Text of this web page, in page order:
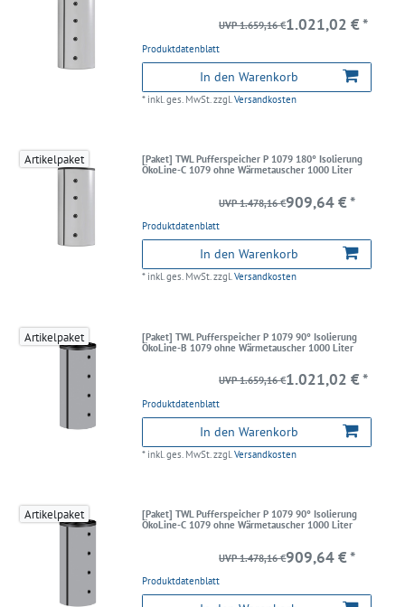
Produktdatenblatt
UVP 1.659,16 €1.021,02 € *
In den Warenkorb
* inkl. ges. MwSt.zzgl.Versandkosten
Artikelpaket
[Paket] TWL Pufferspeicher P 1079 180° Isolierung
ÖkoLine-C 1079 ohne Wärmetauscher 1000 Liter
Produktdatenblatt
UVP 1.478,16 €909,64 € *
In den Warenkorb
* inkl. ges. MwSt.zzgl.Versandkosten
Artikelpaket
[Paket] TWL Pufferspeicher P 1079 90° Isolierung
ÖkoLine-B 1079 ohne Wärmetauscher 1000 Liter
Produktdatenblatt
UVP 1.659,16 €1.021,02 € *
In den Warenkorb
* inkl. ges. MwSt. zzgl.Versandkosten
Artikelpaket
[Paket] TWL Pufferspeicher P 1079 90° Isolierung
ÖkoLine-C 1079 ohne Wärmetauscher 1000 Liter
Produktdatenblatt
UVP 1.478,16 €909,64 € *